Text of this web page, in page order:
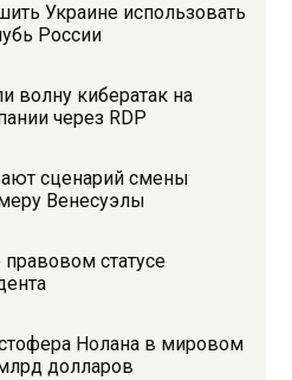
Украине использовать
России
волну кибератак на
через RDP
сценарий смены
Венесуэлы
статусе
Нолана в мировом
долларов